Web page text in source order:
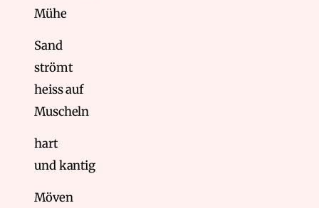
Mühe
Sand
strömt
heiss auf
Muscheln
hart
und kantig
Möven